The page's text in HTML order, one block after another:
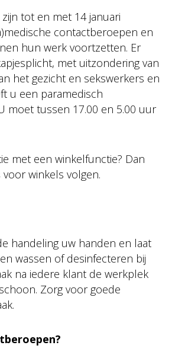
tot en met 14 januari
contactberoepen en
hun werk voortzetten. Er
met uitzondering van
het gezicht en sekswerkers en
u een paramedisch
moet tussen 17.00 en 5.00 uur
met een winkelfunctie? Dan
winkels volgen.
handeling uw handen en laat
wassen of desinfecteren bij
na iedere klant de werkplek
Zorg voor goede